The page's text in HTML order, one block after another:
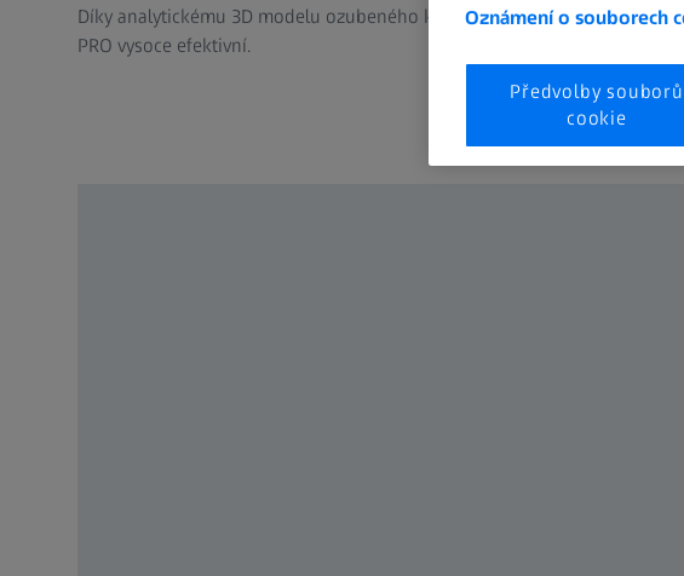
Díky analytickému 3D modelu ozubeného kola a graficky podporovaným
PRO vysoce efektivní.
Oznámení o souborech
Předvolby souborů
cookie